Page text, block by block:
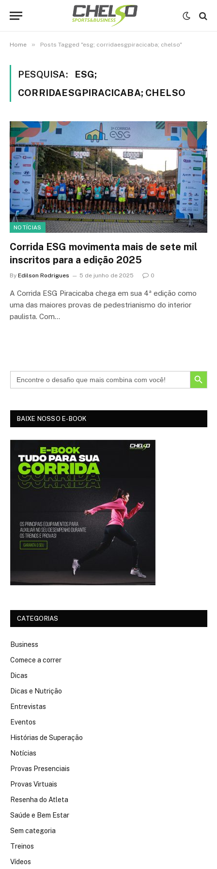
Home » Posts Tagged "esg; corridaesgpiracicaba; chelso"
PESQUISA:
ESG;
CORRIDAESGPIRACICABA; CHELSO
NOTÍCIAS
Corrida ESG movimenta mais de sete mil
inscritos para a edição 2025
By Edilson Rodrigues 5 de junho de 2025 0
A Corrida ESG Piracicaba chega em sua 4ª edição como
uma das maiores provas de pedestrianismo do interior
paulista. Com…
SEARCH BUTTON
BAIXE NOSSO E-BOOK
CATEGORIAS
Business
Comece a correr
Dicas
Dicas e Nutrição
Entrevistas
Eventos
Histórias de Superação
Notícias
Provas Presenciais
Provas Virtuais
Resenha do Atleta
Saúde e Bem Estar
Sem categoria
Treinos
Vídeos